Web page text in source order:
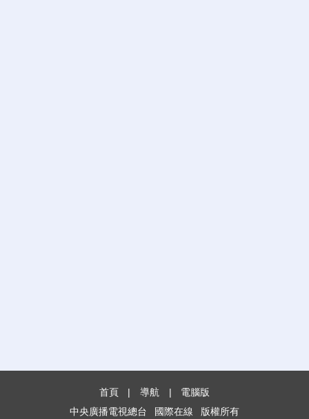
首頁 | 導航 |
電腦版
中央廣播電視總台
國際在線 版權所有